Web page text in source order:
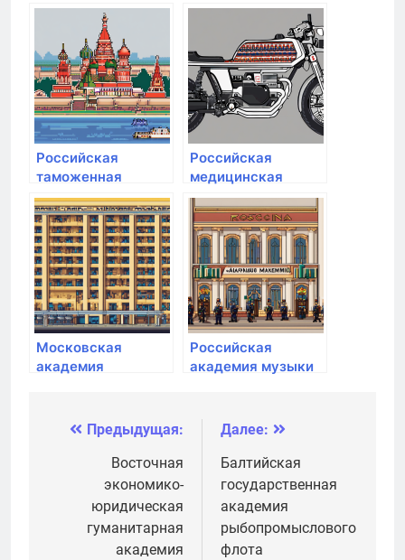
народного
хозяйства и
государственной
службы при
Президенте РФ
народного
государственной
службы при
Президенте РФ
Российская
таможенная
академия
Российская
медицинская
академия
непрерывного
профессионального
образования
Московская
академия
Российская
академия музыки
Навигация
записям
Предыдущая:
Восточная
экономико-
юридическая
гуманитарная
академия
Далее:
Балтийская
государственная
академия
рыбопромыслового
флота